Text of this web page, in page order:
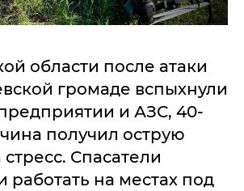
области после атаки
громаде вспыхнули
и АЗС, 40-
получил острую
Спасатели
на местах под